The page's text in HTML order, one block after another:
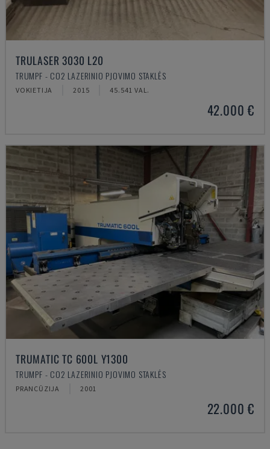
TRULASER 3030 L20
TRUMPF - CO2 LAZERINIO PJOVIMO STAKLĖS
VOKIETIJA 2015 45.541 VAL.
42.000 €
TRUMATIC TC 600L Y1300
TRUMPF - CO2 LAZERINIO PJOVIMO STAKLĖS
PRANCŪZIJA 2001
22.000 €